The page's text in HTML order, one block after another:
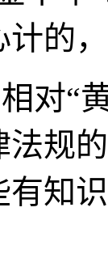
文
择手
会做
金十